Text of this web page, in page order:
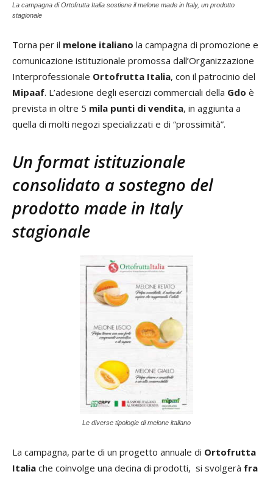
La campagna di Ortofrutta Italia sostiene il melone made in Italy, un prodotto
stagionale
Torna per il melone italiano la campagna di promozione e
comunicazione istituzionale promossa dall’Organizzazione
Interprofessionale Ortofrutta Italia, con il patrocinio del
Mipaaf. L’adesione degli esercizi commerciali della Gdo è
prevista in oltre 5 mila punti di vendita, in aggiunta a
quella di molti negozi specializzati e di “prossimità”.
Un format istituzionale
consolidato a sostegno del
prodotto made in Italy
stagionale
Le diverse tipologie di melone italiano
La campagna, parte di un progetto annuale di Ortofrutta
Italia che coinvolge una decina di prodotti, si svolgerà fra